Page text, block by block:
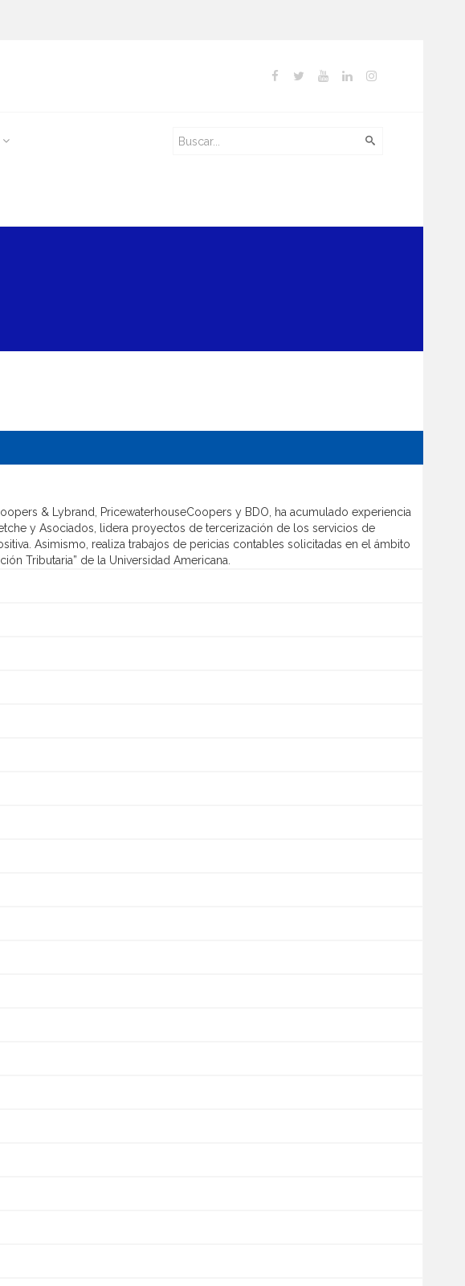
& Lybrand, PricewaterhouseCoopers y BDO, ha acumulado experiencia
y Asociados, lidera proyectos de tercerización de los servicios de
Asimismo, realiza trabajos de pericias contables solicitadas en el ámbito
Tributaria” de la Universidad Americana.